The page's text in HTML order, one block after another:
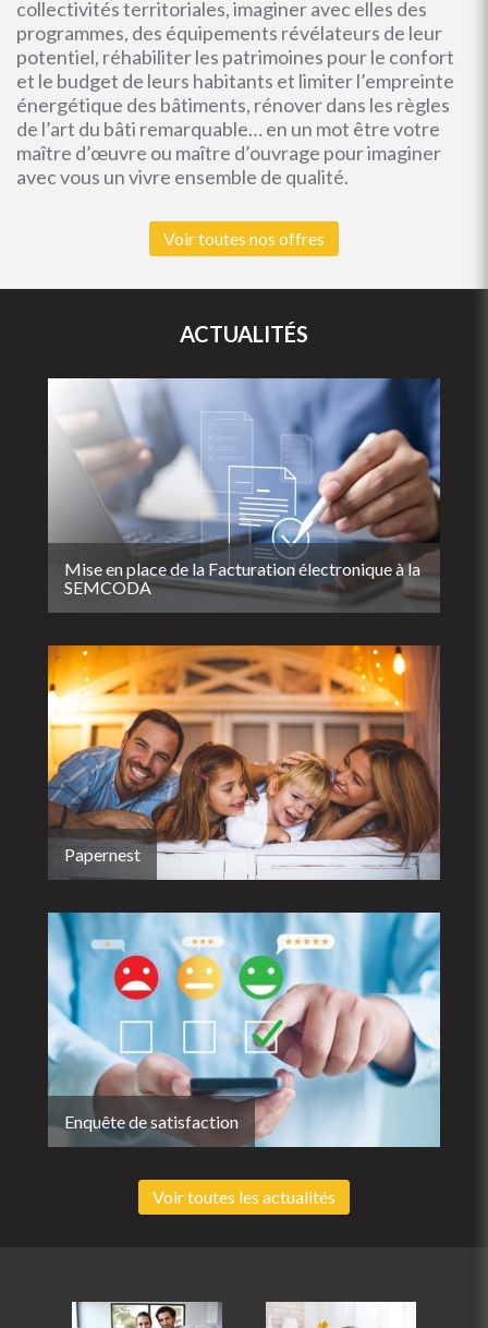
collectivités territoriales, imaginer avec elles des
programmes, des équipements révélateurs de leur
potentiel, réhabiliter les patrimoines pour le confort
et le budget de leurs habitants et limiter l’empreinte
énergétique des bâtiments, rénover dans les règles
de l’art du bâti remarquable… en un mot être votre
maître d’œuvre ou maître d’ouvrage pour imaginer
avec vous un vivre ensemble de qualité.
Voir toutes nos offres
ACTUALITÉS
Mise en place de la Facturation électronique à la
SEMCODA
Papernest
Enquête de satisfaction
Voir toutes les actualités